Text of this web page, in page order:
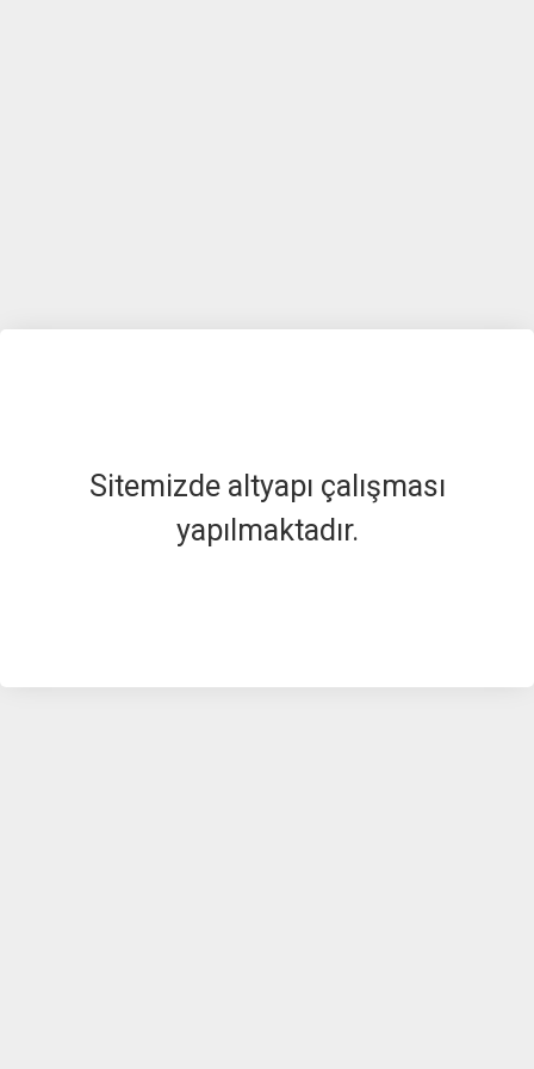
Sitemizde altyapı çalışması
yapılmaktadır.